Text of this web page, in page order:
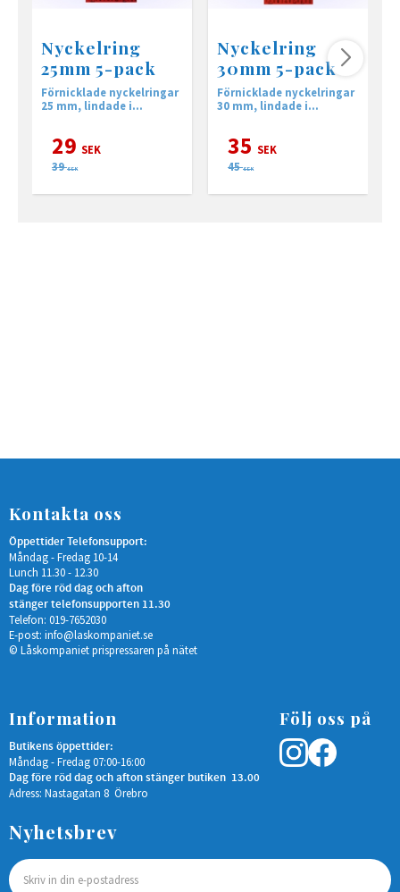
Nyckelring
25mm 5-pack
Förnicklade nyckelringar
25 mm, lindade i
29 SEK
39 SEK
Nyckelring
30mm 5-pack
Förnicklade nyckelringar
30 mm, lindade i
35 SEK
45 SEK
Kontakta oss
Öppettider Telefonsupport:
Måndag - Fredag 10-14
Lunch 11.30 - 12.30
Dag före röd dag och afton
stänger telefonsupporten 11.30
Telefon: 019-7652030
E-post: info@laskompaniet.se
© Låskompaniet prispressaren på nätet
Information
Butikens öppettider:
Måndag - Fredag 07:00-16:00
Dag före röd dag och afton stänger butiken 13.00
Adress: Nastagatan 8 Örebro
Följ oss på
Nyhetsbrev